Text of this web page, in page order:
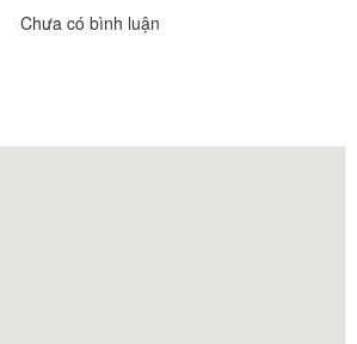
Chưa có bình luận